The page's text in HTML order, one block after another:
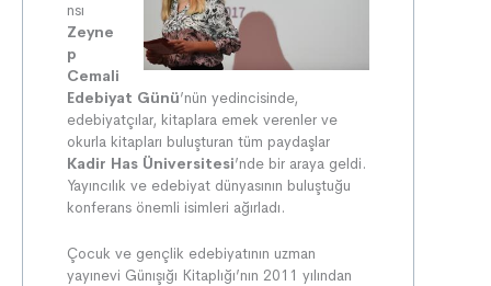
nsı
Zeyne
p
Cemali
Edebiyat Günü’nün yedincisinde,
edebiyatçılar, kitaplara emek verenler ve
okurla kitapları buluşturan tüm paydaşlar
Kadir Has Üniversitesi’nde bir araya geldi.
Yayıncılık ve edebiyat dünyasının buluştuğu
konferans önemli isimleri ağırladı.
Çocuk ve gençlik edebiyatının uzman
yayınevi Günışığı Kitaplığı’nın 2011 yılından